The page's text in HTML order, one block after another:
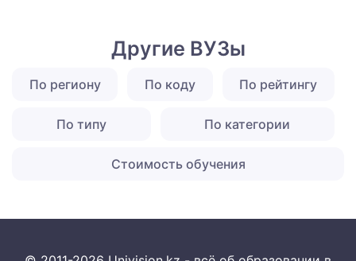
Другие ВУЗы
По региону По коду По рейтингу
По типу По категории
Стоимость обучения